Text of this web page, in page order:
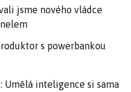
jsme nového vládce
s powerbankou
Umělá inteligence si sama